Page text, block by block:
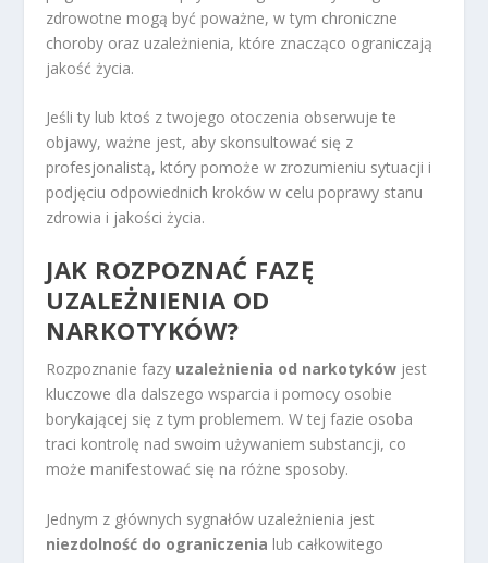
zdrowotne mogą być poważne, w tym chroniczne
choroby oraz uzależnienia, które znacząco ograniczają
jakość życia.
Jeśli ty lub ktoś z twojego otoczenia obserwuje te
objawy, ważne jest, aby skonsultować się z
profesjonalistą, który pomoże w zrozumieniu sytuacji i
podjęciu odpowiednich kroków w celu poprawy stanu
zdrowia i jakości życia.
JAK ROZPOZNAĆ FAZĘ
UZALEŻNIENIA OD
NARKOTYKÓW?
Rozpoznanie fazy uzależnienia od narkotyków jest
kluczowe dla dalszego wsparcia i pomocy osobie
borykającej się z tym problemem. W tej fazie osoba
traci kontrolę nad swoim używaniem substancji, co
może manifestować się na różne sposoby.
Jednym z głównych sygnałów uzależnienia jest
niezdolność do ograniczenia lub całkowitego